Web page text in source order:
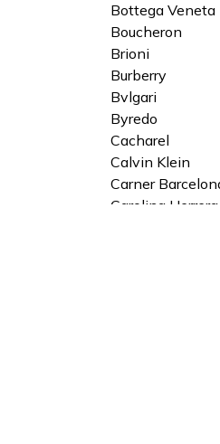
Bottega Veneta
Boucheron
Brioni
Burberry
Bvlgari
Byredo
Cacharel
Calvin Klein
Carner
Carolina Herrera